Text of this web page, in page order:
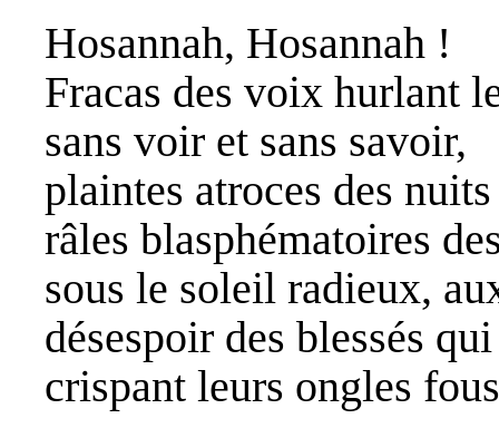
Hosannah, Hosannah !
Fracas des voix hurlant
sans voir et sans savoir,
plaintes atroces des
râles blasphématoires
sous le soleil radieux,
désespoir des blessés
crispant leurs ongles